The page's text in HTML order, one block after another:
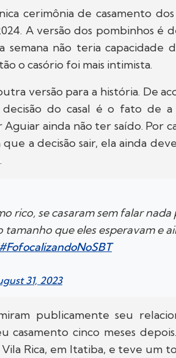
cerimônia de casamento dos
A versão dos pombinhos é
não teria capacidade
o casório foi mais intimista.
versão para a história. De
do casal é o fato de a
ainda não ter saído. Por
a decisão sair, ela ainda
rico, se casaram sem falar nada
que eles esperavam e
31, 2023
publicamente seu
casamento cinco meses
Rica, em Itatiba, e teve um